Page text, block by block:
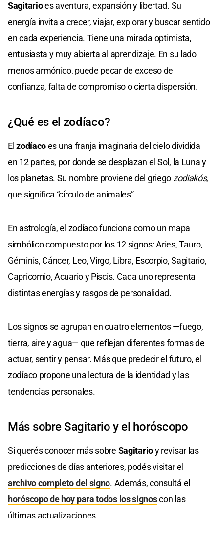
Sagitarioes aventura, expansión y libertad. Su
energía invita a crecer, viajar, explorar y buscar sentido
en cada experiencia. Tiene una mirada optimista,
entusiasta y muy abierta al aprendizaje. En su lado
menos armónico, puede pecar de exceso de
confianza, falta de compromiso o cierta dispersión.
¿Qué es el zodíaco?
Elzodíacoes una franja imaginaria del cielo dividida
en 12 partes, por donde se desplazan el Sol, la Luna y
los planetas. Su nombre proviene del griego zodiakós,
que significa “círculo de animales”.
En astrología, el zodíaco funciona como un mapa
simbólico compuesto por los 12 signos: Aries, Tauro,
Géminis, Cáncer, Leo, Virgo, Libra, Escorpio, Sagitario,
Capricornio, Acuario y Piscis. Cada uno representa
distintas energías y rasgos de personalidad.
Los signos se agrupan en cuatro elementos —fuego,
tierra, aire y agua— que reflejan diferentes formas de
actuar, sentir y pensar. Más que predecir el futuro, el
zodíaco propone una lectura de la identidad y las
tendencias personales.
Más sobre Sagitario y el horóscopo
Si querés conocer más sobre Sagitarioy revisar las
predicciones de días anteriores, podés visitar el
archivo completo del signo. Además, consultá el
horóscopo de hoy para todos los signoscon las
últimas actualizaciones.